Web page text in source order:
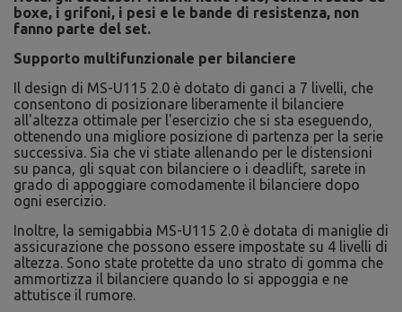
boxe, i grifoni, i pesi e le bande di resistenza, non
fanno parte del set.
Supporto multifunzionale per bilanciere
Il design di MS-U115 2.0 è dotato di ganci a 7 livelli, che
consentono di posizionare liberamente il bilanciere
all'altezza ottimale per l'esercizio che si sta eseguendo,
ottenendo una migliore posizione di partenza per la serie
successiva. Sia che vi stiate allenando per le distensioni
su panca, gli squat con bilanciere o i deadlift, sarete in
grado di appoggiare comodamente il bilanciere dopo
ogni esercizio.
Inoltre, la semigabbia MS-U115 2.0 è dotata di maniglie di
assicurazione che possono essere impostate su 4 livelli di
altezza. Sono state protette da uno strato di gomma che
ammortizza il bilanciere quando lo si appoggia e ne
attutisce il rumore.